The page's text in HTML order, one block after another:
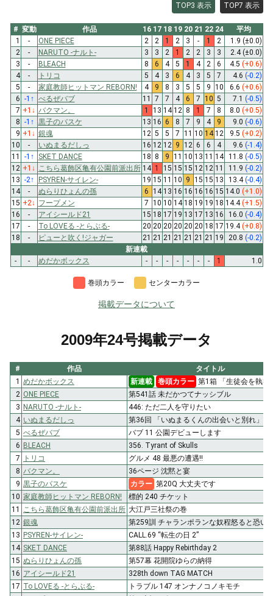
TOP3 表示 TOP7 表示
# 変動 作品 16 17 18 19 20 21 22 24
平均
1
- ONE PIECE 2 2 1 2 3 - 1 2 1.9 (±0.0)
2
- NARUTO -ナルト- 3 3 2 1 2 2 3 3 2.4 (±0.0)
3
- BLEACH 8 6 4 5 1 4 2 6 4.5 (+0.6)
4
- トリコ 5 4 3 6 4 3 5 7 4.6 (-0.2)
5
- 家庭教師ヒットマン REBORN! 4 9 8 3 5 5 9 10 6.6 (+0.6)
6 -1 ↑ べるぜバブ 11 7 7 4 6 7 10 5 7.1 (-0.5)
7 +1 ↓ バクマン。 1 13 14 12 8 1 7 8 8.0 (+0.5)
8 -1 ↑ 黒子のバスケ 13 16 6 8 7 9 4 9 9.0 (-0.6)
9 +1 ↓ 銀魂 12 5 5 7 11 10 14 12 9.5 (+0.2)
10
- いぬまるだしっ 16 12 12 9 12 6 6 4 9.6 (-1.4)
11
-1 ↑ SKET DANCE 18 8 9 11 10 13 11 14 11.8 (-0.5)
12 +1 ↓ こちら葛飾区亀有公園前派出所 14 1 15 15 15 12 12 11 11.9 (-0.2)
13 -2↑ PSYREN-サイレン- 19 15 11 10 9 15 15 13 13.4(-0.4)
14
- ぬらりひょんの孫 6 14 13 16 16 16 16 15 14.0 (+1.0)
15 +2↓ フープメン 7 10 10 14 18 19 19 18 14.4(+1.5)
16
- アイシールド21 15 18 17 19 13 17 13 16 16.0 (-0.4)
17
- To LOVEる -とらぶる- 20 20 20 20 20 20 18 17 19.4(+0.8)
18
- ピューと吹く!ジャガー 21 21 21 21 21 21 21 19 20.8 (-0.2)
新連載
-
- めだかボックス - - - - - - - 1 1.0
巻頭カラー センターカラー
掲載データについて
2009年24号掲載データ
# 作品
タイトル
1 めだかボックス 新連載 巻頭カラー 第1箱 「生徒会を執行
2 ONE PIECE
第541話 未だかつてナッシブル
3 NARUTO -ナルト-
446: ただ二人を守りたい
4 いぬまるだしっ
第36回 「いぬまるくんの出会いと別れ」
5 べるぜバブ
バブ 11 公園デビューします
6 BLEACH
356. Tyrant of Skulls
7
トリコ
グルメ 48 最悪の遭遇!!
8 バクマン。
36ページ 沈黙と宴
9 黒子のバスケ カラー 第20Q 大丈夫です
10 家庭教師ヒットマン REBORN!
標的 240 チケット
11
こちら葛飾区亀有公園前派出所 大江戸三社祭の巻
12 銀魂
第259訓 チャランポランな奴程怒ると恐い
13 PSYREN-サイレン-
CALL.69 “転生の日 2”
14 SKET DANCE
第88話 Happy Rebirthday 2
15 ぬらりひょんの孫
第57幕 花開院ゆらの納得
16 アイシールド21
328th down TAG MATCH
17 To LOVEる -とらぶる-
トラブル 147 オンナノコノキモチ